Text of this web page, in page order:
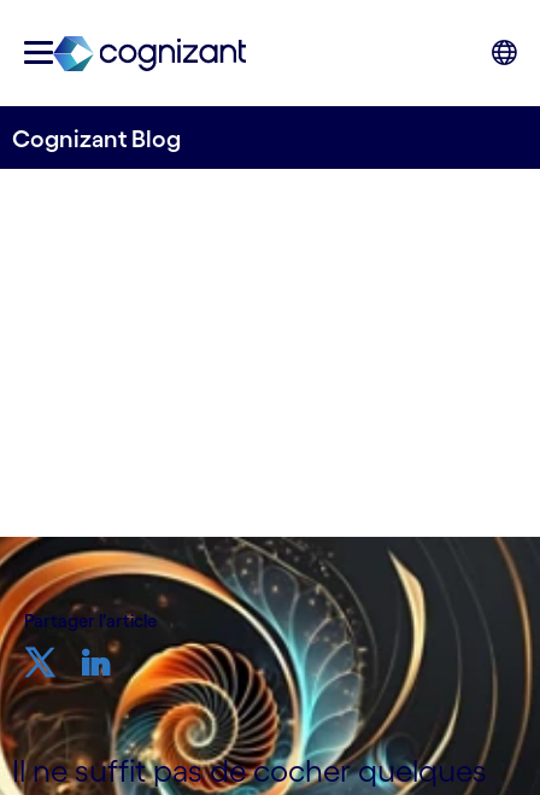
Cognizant Blog
Partager l'article
Il ne suffit pas de cocher quelques